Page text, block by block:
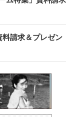
請求＆プレゼン